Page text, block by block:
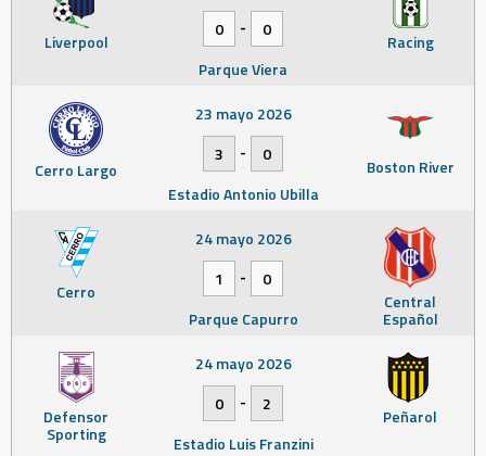
Liverpool Racing
0 -
0
Parque Viera
Cerro Largo Boston River
23 mayo 2026
3
-
0
Estadio Antonio Ubilla
Cerro Central
Español
24 mayo 2026
1
-
0
Parque Capurro
Defensor
Sporting
Peñarol
24 mayo 2026
0
-
2
Estadio Luis Franzini